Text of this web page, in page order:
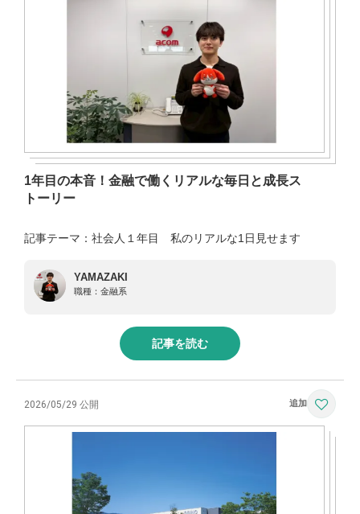
1年目の本音！金融で働くリアルな毎日と成長ス
トーリー
記事テーマ：社会人１年目 私のリアルな1日見せます
YAMAZAKI
職種： 金融系
記事を読む
2026/05/29 公開